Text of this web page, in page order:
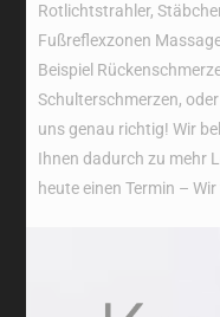
Rotlichtstrahler,
Fußreflexzonen
Beispiel
Schulterschmerzen,
uns genau richtig! Wir
Ihnen dadurch zu mehr
heute einen Termin –